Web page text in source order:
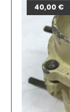
40,00 €